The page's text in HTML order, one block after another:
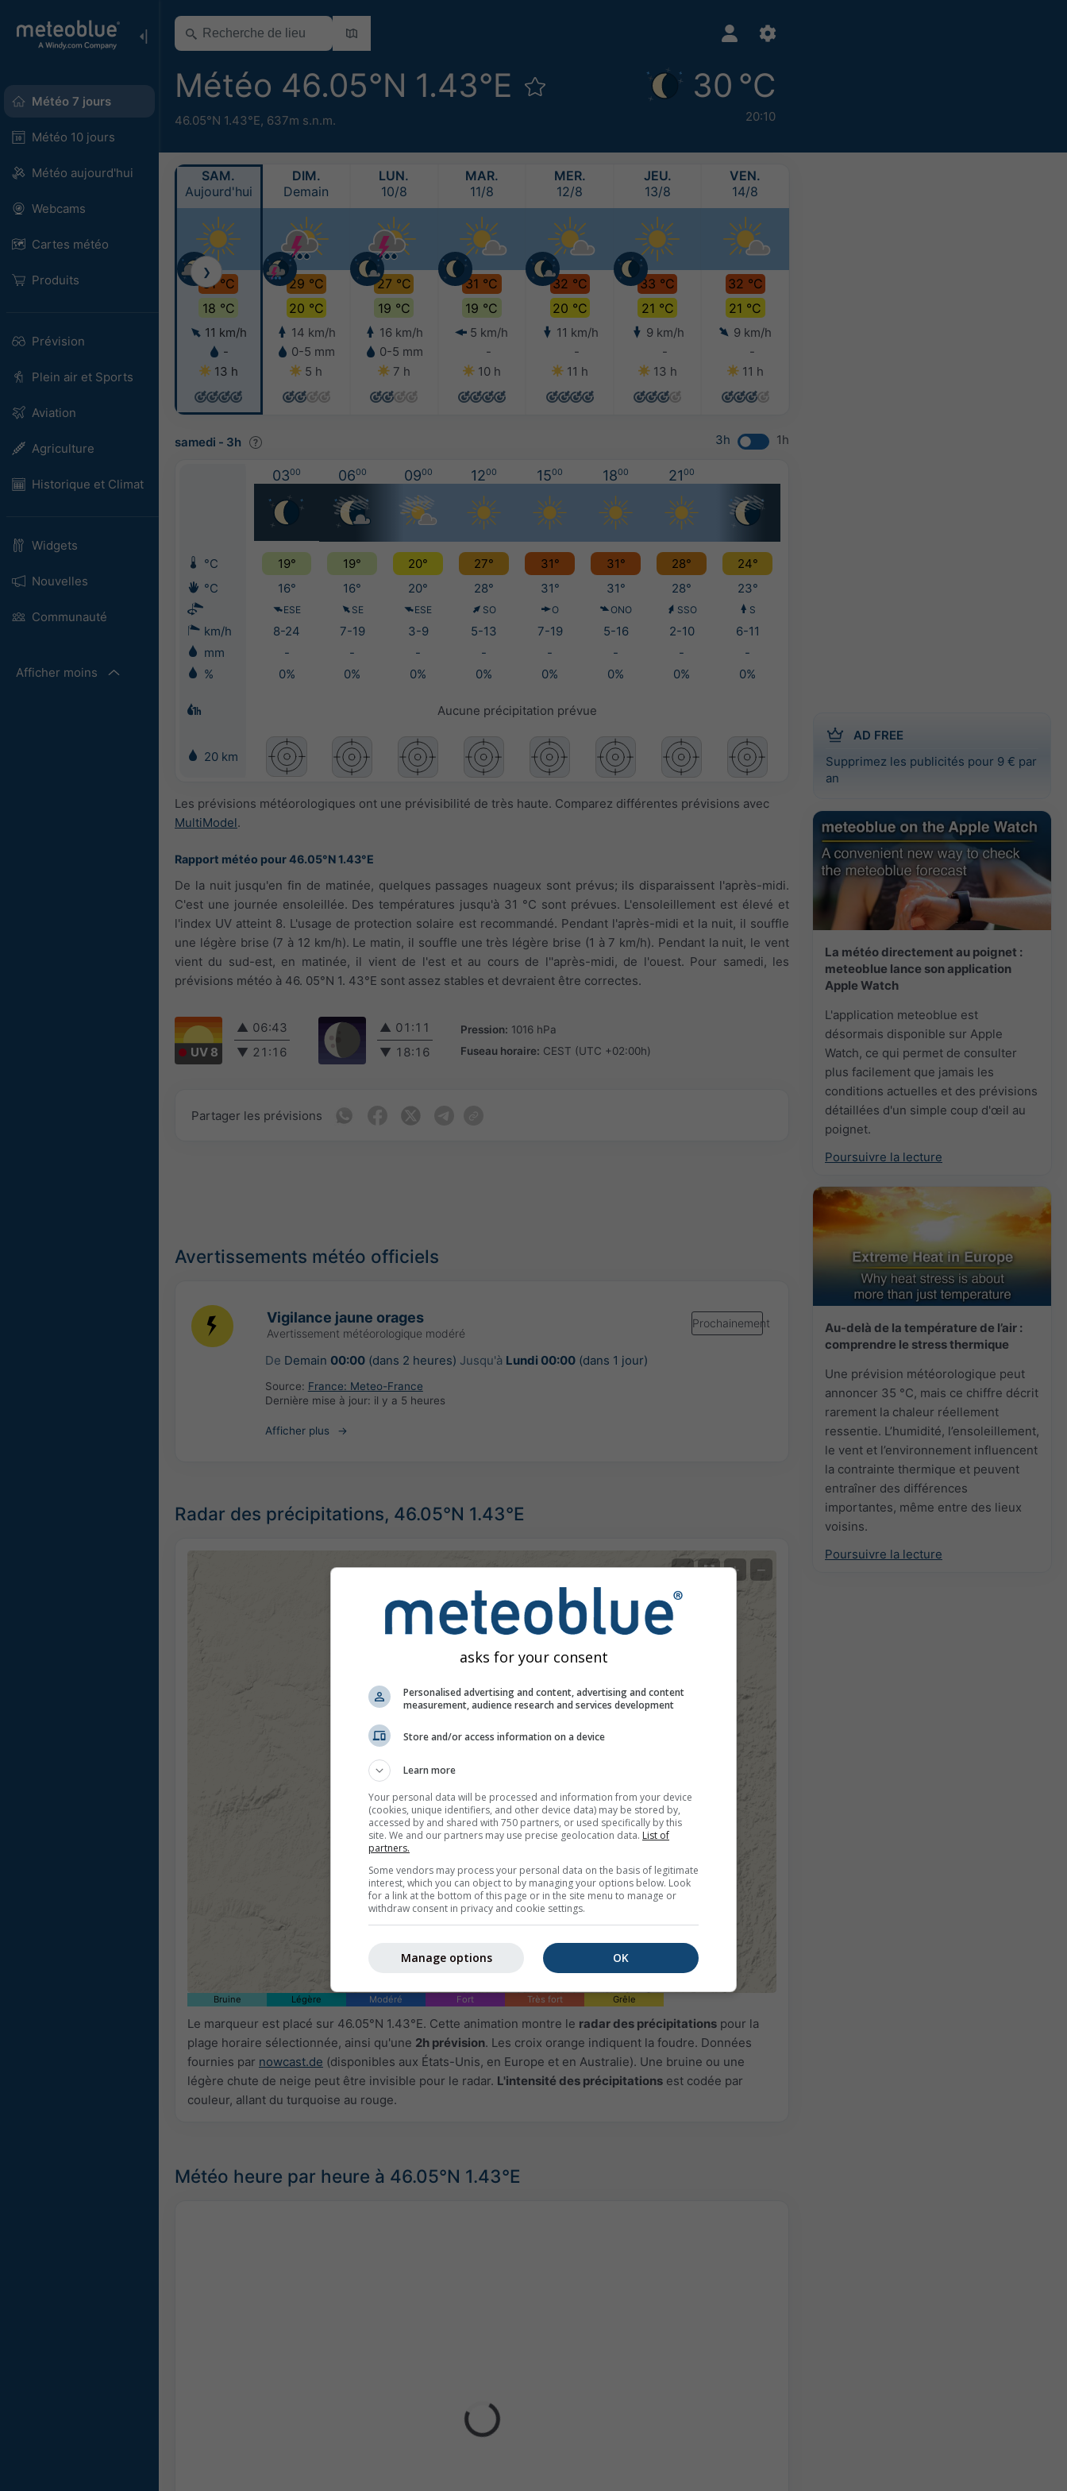
Météo 7 jours
Météo 10 jours
Météo aujourd'hui
Webcams
Cartes météo
Produits
Prévision
Plein air et Sports
Aviation
Agriculture
Historique et Climat
Widgets
Nouvelles
Communauté
Afficher moins
Météo 46.05°N 1.43°E
46.05°N 1.43°E, 637m s.n.m.
30 °C
20:10
AD FREE
Supprimez les publicités pour 9 € par
an
La météo directement au poignet :
meteoblue lance son application
Apple Watch
L'application meteoblue est
désormais disponible sur Apple
Watch, ce qui permet de consulter
plus facilement que jamais les
conditions actuelles et des prévisions
détaillées d'un simple coup d'œil au
poignet.
Poursuivre la lecture
Au-delà de la température de l’air :
comprendre le stress thermique
Une prévision météorologique peut
annoncer 35 °C, mais ce chiffre décrit
rarement la chaleur réellement
ressentie. L’humidité, l’ensoleillement,
le vent et l’environnement influencent
la contrainte thermique et peuvent
entraîner des différences
importantes, même entre des lieux
voisins.
Poursuivre la lecture
SAM.
Aujourd'hui
31 °C
18 °C
11 km/h
-
13 h
DIM.
Demain
29 °C
20 °C
14 km/h
0-5 mm
5 h
LUN.
10/8
27 °C
19 °C
16 km/h
0-5 mm
7 h
MAR.
11/8
31 °C
19 °C
5 km/h
-
10 h
MER.
12/8
32 °C
20 °C
11 km/h
-
11 h
JEU.
13/8
33 °C
21 °C
9 km/h
-
13 h
VEN.
14/8
32 °C
21 °C
9 km/h
-
11 h
❯
samedi - 3h 3h 1h
0300 0600 0900 1200 1500 1800 2100
°C 19° 19° 20° 27° 31° 31° 28°
24°
°C
16° 16° 20° 28° 31° 31° 28° 23°
ESE SE ESE SO O ONO SSO S
km/h 8-24 7-19 3-9 5-13 7-19 5-16 2-10
6-11
mm
- - - - - - -
-
%
0% 0% 0% 0% 0% 0% 0% 0%
Aucune précipitation prévue
20 km
Les prévisions météorologiques ont une prévisibilité de très haute. Comparez différentes prévisions avec
MultiModel.
Rapport météo pour 46.05°N 1.43°E
De la nuit jusqu'en fin de matinée, quelques passages nuageux sont prévus; ils disparaissent l'après-midi.
C'est une journée ensoleillée. Des températures jusqu'à 31 °C sont prévues. L'ensoleillement est élevé et
l'index UV atteint 8. L'usage de protection solaire est recommandé. Pendant l'après-midi et la nuit, il souffle
une légère brise (7 à 12 km/h). Le matin, il souffle une très légère brise (1 à 7 km/h). Pendant la nuit, le vent
vient du sud-est, en matinée, il vient de l'est et au cours de l''après-midi, de l'ouest. Pour samedi, les
prévisions météo à 46. 05°N 1. 43°E sont assez stables et devraient être correctes.
UV 8
▲ 06:43
▼ 21:16
▲ 01:11
▼ 18:16
Pression: 1016 hPa
Fuseau horaire: CEST (UTC +02:00h)
Partager les prévisions
Avertissements météo officiels
Vigilance jaune orages
Avertissement météorologique modéré
Prochainement
De Demain 00:00(dans 2 heures) Jusqu'à Lundi 00:00(dans 1 jour)
Source: France: Meteo-France
Dernière mise à jour: il y a 5 heures
Afficher plus
Radar des précipitations, 46.05°N 1.43°E
© + −
Bruine Légère Modéré Fort Très fort Grêle
Le marqueur est placé sur 46.05°N 1.43°E. Cette animation montre le radar des précipitations pour la
plage horaire sélectionnée, ainsi qu'une 2h prévision. Les croix orange indiquent la foudre. Données
fournies par nowcast.de (disponibles aux États-Unis, en Europe et en Australie). Une bruine ou une
légère chute de neige peut être invisible pour le radar. L'intensité des précipitations est codée par
couleur, allant du turquoise au rouge.
Météo heure par heure à 46.05°N 1.43°E
asks for your consent
Personalised advertising and content, advertising and content
measurement, audience research and services development
Store and/or access information on a device
Learn more
Your personal data will be processed and information from your device
(cookies, unique identifiers, and other device data) may be stored by,
accessed by and shared with 750 partners, or used specifically by this
site. We and our partners may use precise geolocation data. List of
partners.
Some vendors may process your personal data on the basis of legitimate
interest, which you can object to by managing your options below. Look
for a link at the bottom of this page or in the site menu to manage or
withdraw consent in privacy and cookie settings.
OK
Manage options